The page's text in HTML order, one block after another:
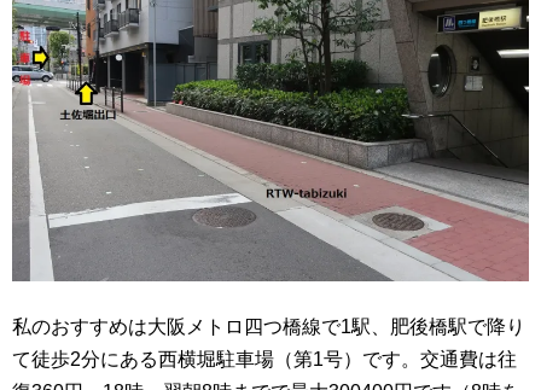
私のおすすめは大阪メトロ四つ橋線で1駅、肥後橋駅で降り
て徒歩2分にある西横堀駐車場（第1号）です。交通費は往